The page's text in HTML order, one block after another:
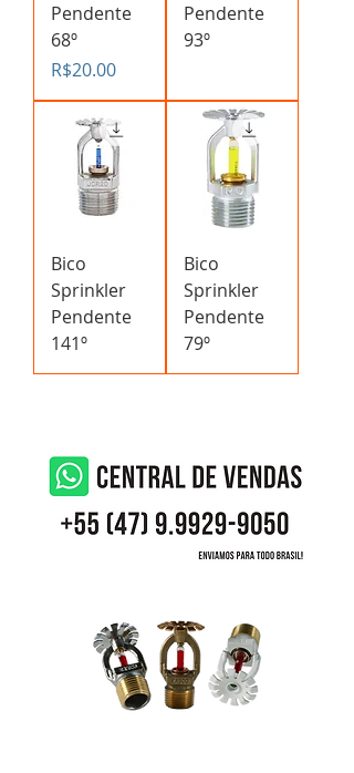
Pendente
68º
Price
R$20.00
Pendente
93º
Bico
Sprinkler
Pendente
141º
Bico
Sprinkler
Pendente
79º